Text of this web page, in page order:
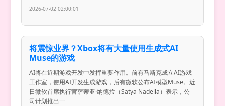
2026-07-02 02:00:01
将震惊业界？Xbox将有大量使用生成式AI
Muse的游戏
AI将在近期游戏开发中发挥重要作用。前有马斯克成立AI游戏
工作室，使用AI开发生成游戏，后有微软公布AI模型Muse。近
日微软首席执行官萨蒂亚·纳德拉（Satya Nadella）表示，公
司计划推出一